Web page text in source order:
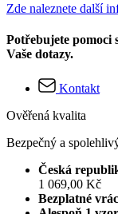
Zde naleznete další
Potřebujete pomoci
Vaše dotazy.
Kontakt
Ověřená kvalita
Bezpečný a
Česká
1 069,00 Kč
Bezplatné